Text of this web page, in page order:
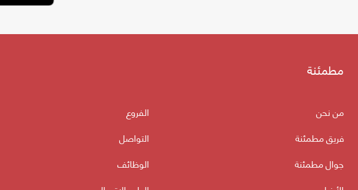
مطمئنة
من نحن
فريق مطمئنة
جوال مطمئنة
الفروع
التواصل
الوظائف